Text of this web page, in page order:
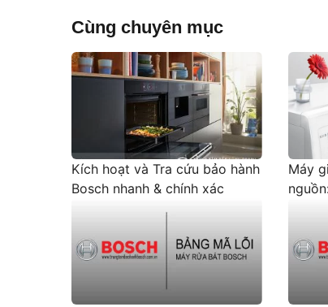
Cùng chuyên mục
Kích hoạt và Tra cứu bảo hành
Bosch nhanh & chính xác
Máy